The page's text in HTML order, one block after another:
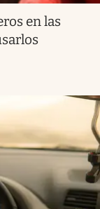
en las